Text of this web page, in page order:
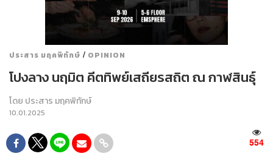
ประสาร มฤคพิทักษ์ / OPINION
โปงลาง นฤมิต คีตทิพย์เสถียรสถิต ณ กาฬสินธุ์
โดย ประสาร มฤคพิทักษ์
10.01.2025
554